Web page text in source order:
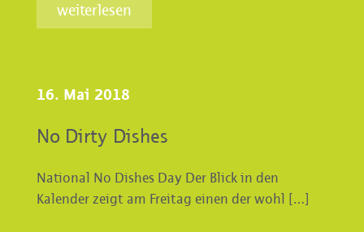
weiterlesen
16. Mai 2018
No Dirty Dishes
National No Dishes Day Der Blick in den
Kalender zeigt am Freitag einen der wohl […]